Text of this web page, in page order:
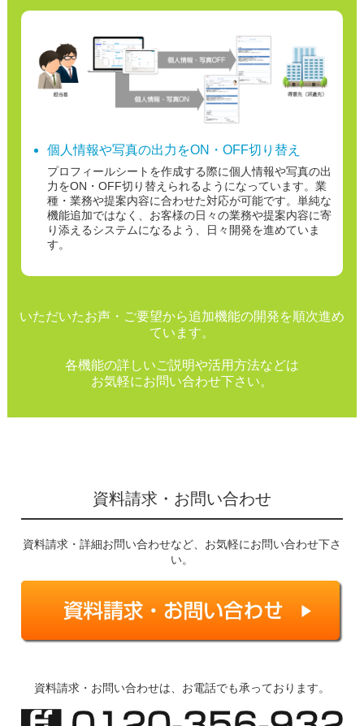
個人情報や写真の出力をON・OFF切り替え
プロフィールシートを作成する際に個人情報や写真の出
力をON・OFF切り替えられるようになっています。 業
種・業務や提案内容に合わせた対応が可能です。 単純な
機能追加ではなく、お客様の日々の業務や提案内容に寄
り添えるシステムになるよう、日々開発を進めていま
す。
いただいたお声・ご要望から追加機能の開発を順次進め
ています。
各機能の詳しいご説明や活用方法などは
お気軽にお問い合わせ下さい。
資料請求・お問い合わせ
資料請求・詳細お問い合わせなど、お気軽にお問い合わせ下さ
い。
資料請求・お問い合わせは、お電話でも承っております。